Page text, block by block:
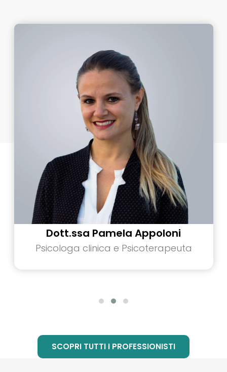
Dott.ssa Pamela Appoloni
Psicologa clinica e Psicoterapeuta
SCOPRI TUTTI I PROFESSIONISTI